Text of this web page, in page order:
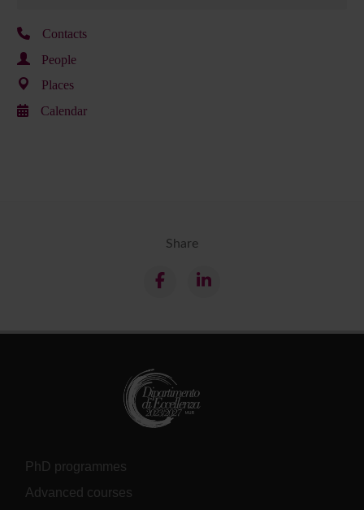
Contacts
People
Places
Calendar
Share
PhD programmes
Advanced courses